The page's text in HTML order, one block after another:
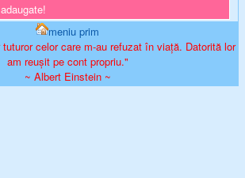
meniu prim
celor care m-au refuzat în viață. Datorită lor
am reușit pe cont propriu."
~ Albert Einstein ~